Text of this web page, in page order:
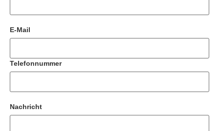
E-Mail
Telefonnummer
Nachricht